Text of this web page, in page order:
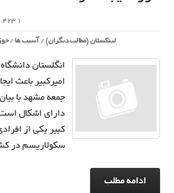
1 423
لینکستان (مطالب دیگران) / آسیب ها /
انگلستان دانشگاه
امیرکبیر باعث
جمعه مشهد با
دارای اشکال است
کبیر یکی از
سکولاریسم در
ادامه مطلب